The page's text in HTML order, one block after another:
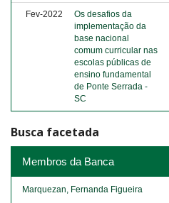
Fev-2022
Os desafios da
implementação da
base nacional
comum curricular nas
escolas públicas de
ensino fundamental
de Ponte Serrada -
SC
Busca facetada
Membros da Banca
Marquezan, Fernanda Figueira